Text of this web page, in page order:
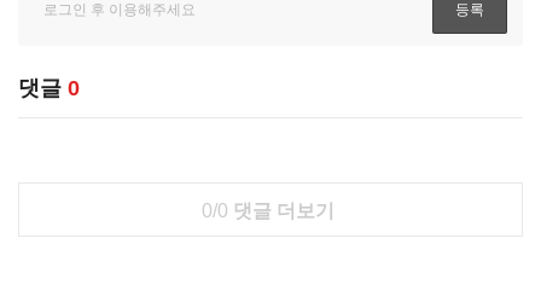
댓글 0
0/0 댓글 더보기